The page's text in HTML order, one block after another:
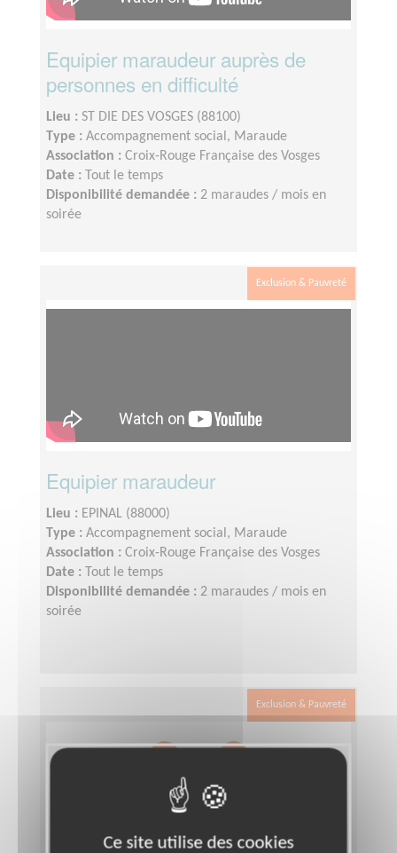
Equipier maraudeur auprès de
personnes en difficulté
Lieu : ST DIE DES VOSGES (88100)
Type : Accompagnement social, Maraude
Association : Croix-Rouge Française des Vosges
Date :
Tout le temps
Disponibilité demandée : 2 maraudes / mois en
soirée
Exclusion & Pauvreté
Equipier maraudeur
Lieu : EPINAL (88000)
Type : Accompagnement social, Maraude
Association : Croix-Rouge Française des Vosges
Date :
Tout le temps
Disponibilité demandée : 2 maraudes / mois en
soirée
Exclusion & Pauvreté
Ce site utilise des cookies